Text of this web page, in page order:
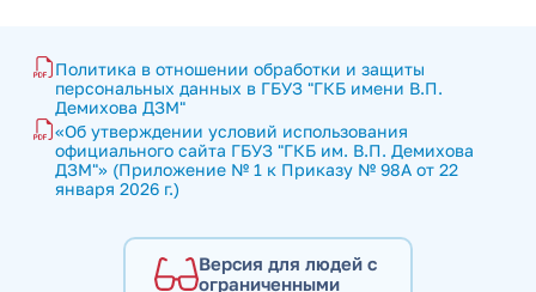
Политика в отношении обработки и защиты
персональных данных в ГБУЗ "ГКБ имени В.П.
Демихова ДЗМ"
«Об утверждении условий использования
официального сайта ГБУЗ "ГКБ им. В.П. Демихова
ДЗМ"» (Приложение № 1 к Приказу № 98А от 22
января 2026 г.)
Версия для людей с
ограниченными